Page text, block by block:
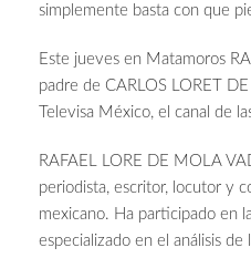
simplemente basta con que
Este jueves en Matamoros
padre de CARLOS LORET
Televisa México, el canal de
RAFAEL LORE DE MOLA
periodista, escritor, locutor y
mexicano. Ha participado en
especializado en el análisis de